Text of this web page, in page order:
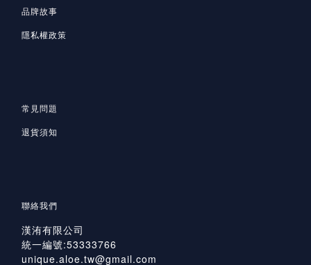
品牌故事
隱私權政策
常見問題
退貨須知
聯絡我們
漢洧有限公司
統一編號:53333766
unique.aloe.tw@gmail.com